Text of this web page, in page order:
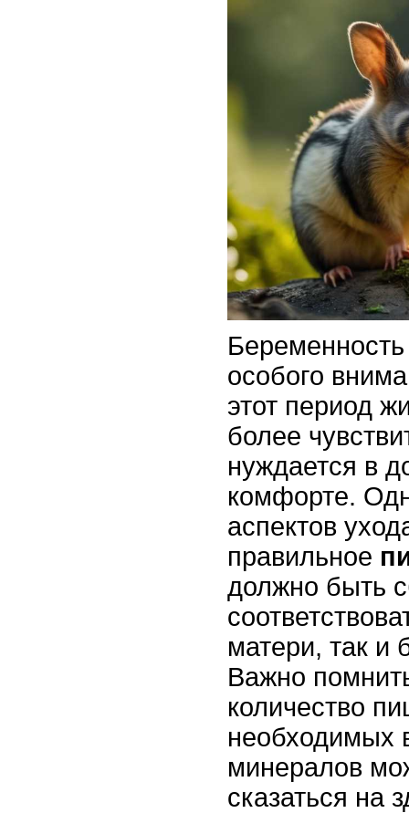
особого
этот период
более
нуждается в
комфорте.
аспектов
правильное
должно быть
матери, так и
Важно
количество
необходимых
минералов
сказаться на